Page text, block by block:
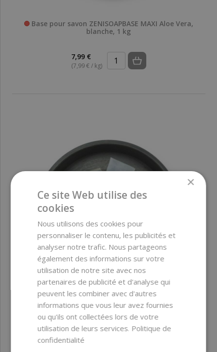
Base pour savon ZENISOAPBASE MAXI Aloe Vera,
blanche, 1 kg
7,99 €
(7,99 € / kg)
Base de savon glycériné ZENISOAPBASE MAXI Aloe
Vera transparente 1 kg
×
Ce site Web utilise des
cookies
Nous utilisons des cookies pour
personnaliser le contenu, les publicités et
analyser notre trafic. Nous partageons
également des informations sur votre
utilisation de notre site avec nos
partenaires de publicité et d'analyse qui
peuvent les combiner avec d'autres
informations que vous leur avez fournies
ou qu'ils ont collectées lors de votre
utilisation de leurs services. Politique de
confidentialité